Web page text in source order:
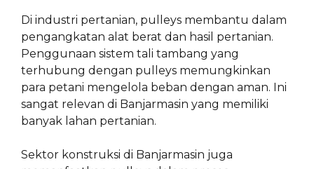
Di industri pertanian, pulleys membantu dalam
pengangkatan alat berat dan hasil pertanian.
Penggunaan sistem tali tambang yang
terhubung dengan pulleys memungkinkan
para petani mengelola beban dengan aman. Ini
sangat relevan di Banjarmasin yang memiliki
banyak lahan pertanian.
Sektor konstruksi di Banjarmasin juga